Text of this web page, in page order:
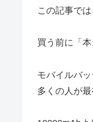
この記事で
買う前に「
モバイルバッ
多くの人が最